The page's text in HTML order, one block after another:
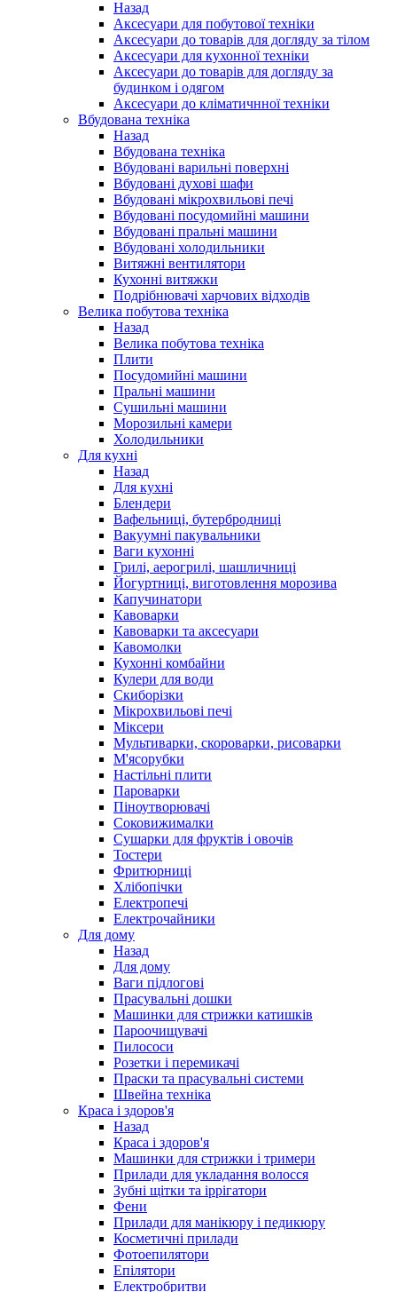
Назад
Аксесуари для побутової техніки
Аксесуари до товарів для догляду за тілом
Аксесуари для кухонної техніки
Аксесуари до товарів для догляду за
будинком і одягом
Аксесуари до кліматичнної техніки
Вбудована техніка
Назад
Вбудована техніка
Вбудовані варильні поверхні
Вбудовані духові шафи
Вбудовані мікрохвильові печі
Вбудовані посудомийні машини
Вбудовані пральні машини
Вбудовані холодильники
Витяжні вентилятори
Кухонні витяжки
Подрібнювачі харчових відходів
Велика побутова техніка
Назад
Велика побутова техніка
Плити
Посудомийні машини
Пральні машини
Сушильні машини
Морозильні камери
Холодильники
Для кухні
Назад
Для кухні
Блендери
Вафельниці, бутербродниці
Вакуумні пакувальники
Ваги кухонні
Грилі, аерогрилі, шашличниці
Йогуртниці, виготовлення морозива
Капучинатори
Кавоварки
Кавоварки та аксесуари
Кавомолки
Кухонні комбайни
Кулери для води
Скиборізки
Мікрохвильові печі
Міксери
Мультиварки, скороварки, рисоварки
М'ясорубки
Настільні плити
Пароварки
Піноутворювачі
Соковижималки
Сушарки для фруктів і овочів
Тостери
Фритюрниці
Хлібопічки
Електропечі
Електрочайники
Для дому
Назад
Для дому
Ваги підлогові
Прасувальні дошки
Машинки для стрижки катишків
Пароочищувачі
Пилососи
Розетки і перемикачі
Праски та прасувальні системи
Швейна техніка
Краса і здоров'я
Назад
Краса і здоров'я
Машинки для стрижки і тримери
Прилади для укладання волосся
Зубні щітки та іррігатори
Фени
Прилади для манікюру і педикюру
Косметичні прилади
Фотоепилятори
Епілятори
Електробритви